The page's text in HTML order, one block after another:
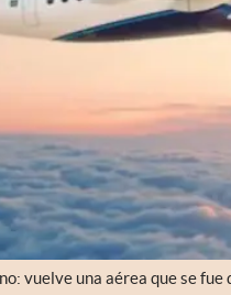
vuelve una aérea que se